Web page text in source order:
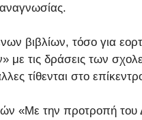
βιβλίων, τόσο για
με τις δράσεις των
τίθενται στο
«Με την προτροπή